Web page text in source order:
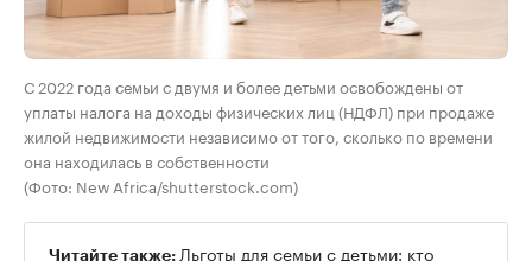
С 2022 года семьи с двумя и более детьми освобождены от
уплаты налога на доходы физических лиц (НДФЛ) при продаже
жилой недвижимости независимо от того, сколько по времени
она находилась в собственности
(Фото: New Africa/shutterstock.com)
Читайте также: Льготы для семьи с детьми: кто